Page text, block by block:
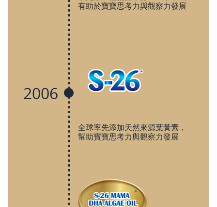
有助於寶寶思考力與觀察力發展
2006
全球率先添加天然來源葉黃素，
幫助寶寶思考力與觀察力發展